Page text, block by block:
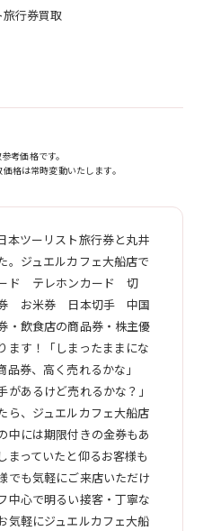
行券買取
考価格です。
格は常時変動いたします。
本ツーリスト旅行券と丸井
。ジュエルカフェ大船店で
ド テレホンカード 切
お米券 日本切手 中国
飲食店の商品券・株主優
ます！「しまったままにな
券、高く売れるかな」
があるけど売れるかな？」
ら、ジュエルカフェ大船店
中には期限付きの金券もあ
まっていたと仰るお客様も
でも気軽にご来店いただけ
中心で明るい接客・丁寧な
気軽にジュエルカフェ大船